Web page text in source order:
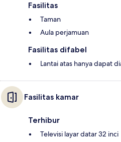
Fasilitas
Taman
Aula perjamuan
Fasilitas difabel
Lantai atas hanya dapat
Fasilitas kamar
Terhibur
Televisi layar datar 32 inci